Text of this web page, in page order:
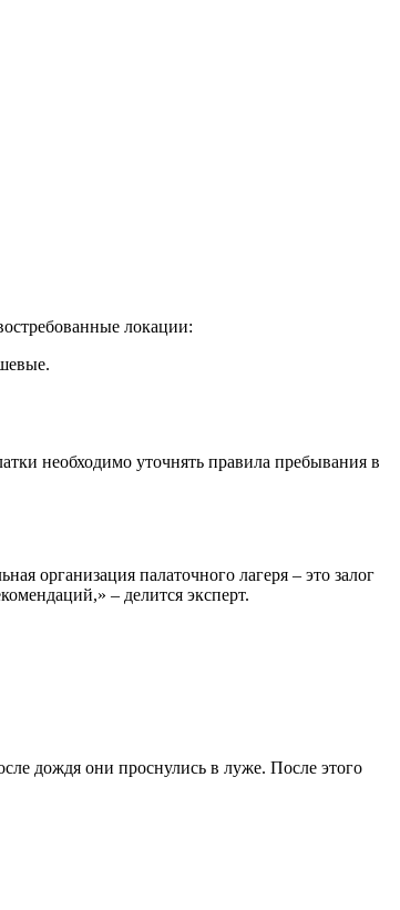
локации:
необходимо уточнять правила пребывания в
организация палаточного лагеря – это залог
– делится эксперт.
дождя они проснулись в луже. После этого